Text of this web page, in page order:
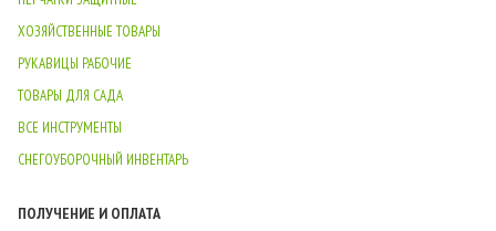
ХОЗЯЙСТВЕННЫЕ ТОВАРЫ
РУКАВИЦЫ РАБОЧИЕ
ТОВАРЫ ДЛЯ САДА
ВСЕ ИНСТРУМЕНТЫ
СНЕГОУБОРОЧНЫЙ ИНВЕНТАРЬ
ПОЛУЧЕНИЕ И ОПЛАТА